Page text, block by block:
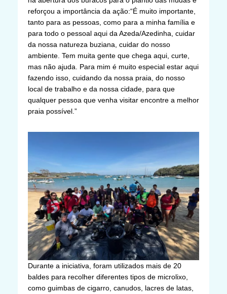
reforçou a importância da ação:“É muito importante,
tanto para as pessoas, como para a minha família e
para todo o pessoal aqui da Azeda/Azedinha, cuidar
da nossa natureza buziana, cuidar do nosso
ambiente. Tem muita gente que chega aqui, curte,
mas não ajuda. Para mim é muito especial estar aqui
fazendo isso, cuidando da nossa praia, do nosso
local de trabalho e da nossa cidade, para que
qualquer pessoa que venha visitar encontre a melhor
praia possível.”
Durante a iniciativa, foram utilizados mais de 20
baldes para recolher diferentes tipos de microlixo,
como guimbas de cigarro, canudos, lacres de latas,